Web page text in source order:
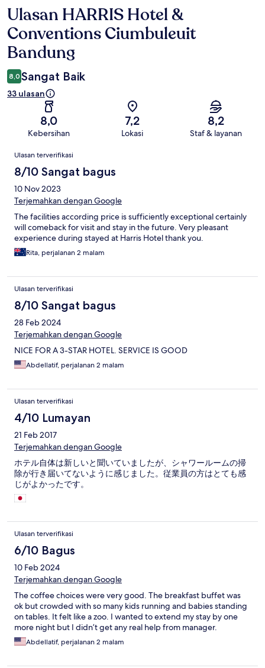
Ulasan
Ulasan HARRIS Hotel &
Conventions Ciumbuleuit
Bandung
8,0 Sangat Baik
33 ulasan
8,0
Kebersihan
7,2
Lokasi
8,2
Staf & layanan
Ulasan
Ulasan terverifikasi
8/10 Sangat bagus
10 Nov 2023
Terjemahkan dengan Google
The facilities according price is sufficiently exceptional certainly
will comeback for visit and stay in the future. Very pleasant
experience during stayed at Harris Hotel thank you.
Rita, perjalanan 2 malam
Ulasan terverifikasi
8/10 Sangat bagus
28 Feb 2024
Terjemahkan dengan Google
NICE FOR A 3-STAR HOTEL. SERVICE IS GOOD
Abdellatif, perjalanan 2 malam
Ulasan terverifikasi
4/10 Lumayan
21 Feb 2017
Terjemahkan dengan Google
ホテル自体は新しいと聞いていましたが、シャワールームの掃
除が行き届いてないように感じました。従業員の方はとても感
じがよかったです。
Ulasan terverifikasi
6/10 Bagus
10 Feb 2024
Terjemahkan dengan Google
The coffee choices were very good. The breakfast buffet was
ok but crowded with so many kids running and babies standing
on tables. It felt like a zoo. I wanted to extend my stay by one
more night but I didn’t get any real help from manager.
Abdellatif, perjalanan 2 malam